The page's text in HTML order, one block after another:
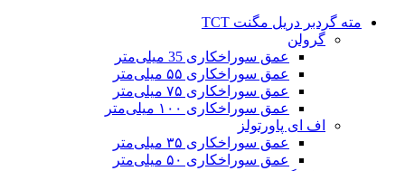
مته گردبر دریل مگنت TCT
گرولن
عمق سوراخکاری 35 میلی‌متر
عمق سوراخکاری ۵۵ میلی‌متر
عمق سوراخکاری ۷۵ میلی‌متر
عمق سوراخکاری ۱۰۰ میلی‌متر
اف ای پاورتولز
عمق سوراخکاری ۳۵ میلی‌متر
عمق سوراخکاری ۵۰ میلی‌متر